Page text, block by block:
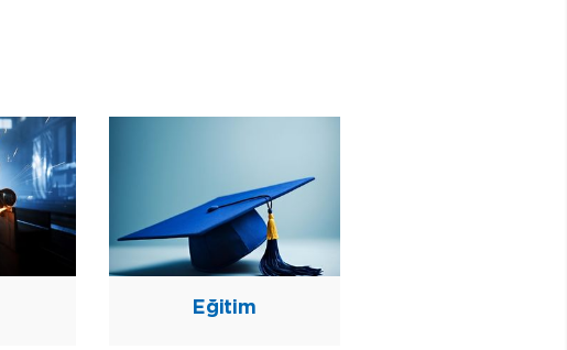
Eğitim